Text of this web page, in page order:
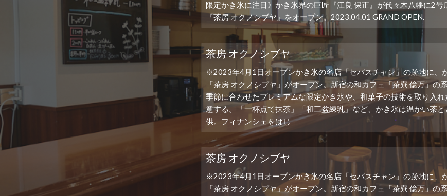
限定かき氷に注目》かき氷界の巨匠『江良 保正』が代々木八幡に2号
『茶房 オクノシブヤ』をオープン。2023.04.01 GRAND OPEN.
茶房 オクノシブヤ
※2023年4月1日オープンかき氷の名店「セバスチャン」の跡地に、
「茶房 オクノシブヤ」がオープン。新宿の和カフェ「茶寮 億万」の系
季節に合わせたプレミアムな限定かき氷や、和菓子の技術を取り入れ
意する。「一杯点て抹茶」「和三盆練乳」など、かき氷は温かい茶と
供。フィナンシェをはじ
茶房 オクノシブヤ
※2023年4月1日オープンかき氷の名店「セバスチャン」の跡地に、
「茶房 オクノシブヤ」がオープン。新宿の和カフェ「茶寮 億万」の系